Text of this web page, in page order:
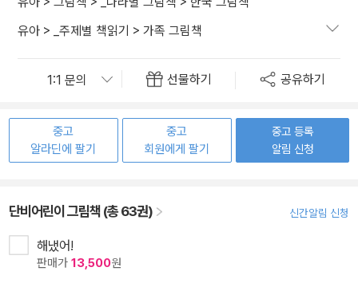
유아 > _주제별 책읽기 > 가족 그림책
선물하기 공유하기
중고
알라딘에 팔기
중고
회원에게 팔기
중고 등록
알림 신청
단비어린이 그림책 (총 63권) 신간알림 신청
해냈어!
판매가 13,500원